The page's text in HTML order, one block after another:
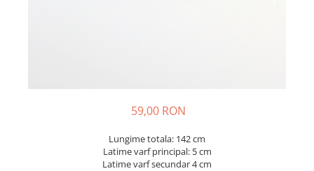
59,00 RON
Lungime totala: 142 cm
Latime varf principal: 5 cm
Latime varf secundar 4 cm